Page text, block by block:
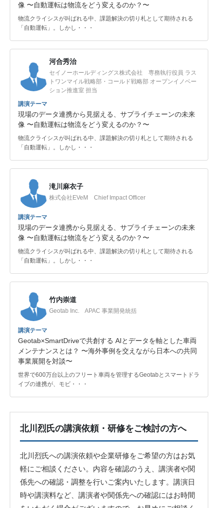
像 〜自動運転は物流をどう変えるのか？〜
物流クライシスが叫ばれる中、課題解決の切り札として期待される
「自動運転」。しかし・・・
河合秀治
セイノーホールディングス株式会社 専務執行役員 ラス
トワンマイル戦略部・コールド戦略部 オープンイノベー
ション推進室 担当
講演テーマ
現場のデータ連携から見据える、サプライチェーンの未来
像 〜自動運転は物流をどう変えるのか？〜
物流クライシスが叫ばれる中、課題解決の切り札として期待される
「自動運転」。しかし・・・
滝川麻衣子
株式会社EVeM Chief Impact Officer
講演テーマ
現場のデータ連携から見据える、サプライチェーンの未来
像 〜自動運転は物流をどう変えるのか？〜
物流クライシスが叫ばれる中、課題解決の切り札として期待される
「自動運転」。しかし・・・
竹内崇道
Geotab Inc. APAC 事業開発統括
講演テーマ
Geotab×SmartDriveで共創する AIとデータを軸とした車両
メンテナンスとは？ 〜海外事例を交えながら日本への共同
事業展開を対談〜
世界で600万台以上のフリート車両を管理するGeotabとスマートドラ
イブの連携が、モビ・・・
北川烈氏の講演依頼・研修をご検討の方へ
北川烈氏への講演依頼や企業研修をご希望の方はお気
軽にご相談ください。内容を確認のうえ、講演者や関
係先への確認・調整を行いご案内いたします。講演日
時や講演料など、講演者や関係先への確認にはお時間